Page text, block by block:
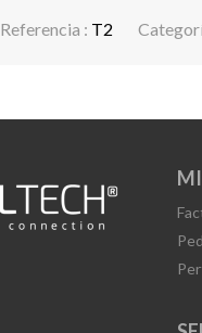
Referencia : T2